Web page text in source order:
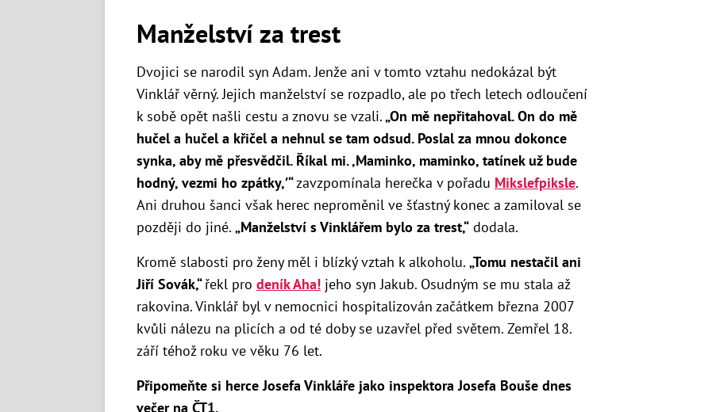
Manželství za trest
Dvojici se narodil syn Adam. Jenže ani v tomto vztahu nedokázal být
Vinklář věrný. Jejich manželství se rozpadlo, ale po třech letech odloučení
k sobě opět našli cestu a znovu se vzali.„On mě nepřitahoval. On do mě
hučel a hučel a křičel a nehnul se tam odsud. Poslal za mnou dokonce
synka, aby mě přesvědčil. Říkal mi.,Maminko, maminko, tatínek už bude
hodný, vezmi ho zpátky,’“zavzpomínala herečka v pořadu Mikslefpiksle.
Ani druhou šanci však herec neproměnil ve šťastný konec a zamiloval se
později do jiné. „Manželství s Vinklářem bylo za trest,“ dodala.
Kromě slabosti pro ženy měl i blízký vztah k alkoholu. „Tomu nestačil ani
Jiří Sovák,“ řekl pro deník Aha! jeho syn Jakub. Osudným se mu stala až
rakovina. Vinklář byl v nemocnici hospitalizován začátkem března 2007
kvůli nálezu na plicích a od té doby se uzavřel před světem. Zemřel 18.
září téhož roku ve věku 76 let.
Připomeňte si herce Josefa Vinkláře jako inspektora Josefa Bouše dnes
večer na ČT1.